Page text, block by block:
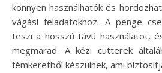
könnyen használhatók és
vágási feladatokhoz. A penge
teszi a hosszú távú használatot,
megmarad. A kézi cutterek
fémkeretből készülnek, ami